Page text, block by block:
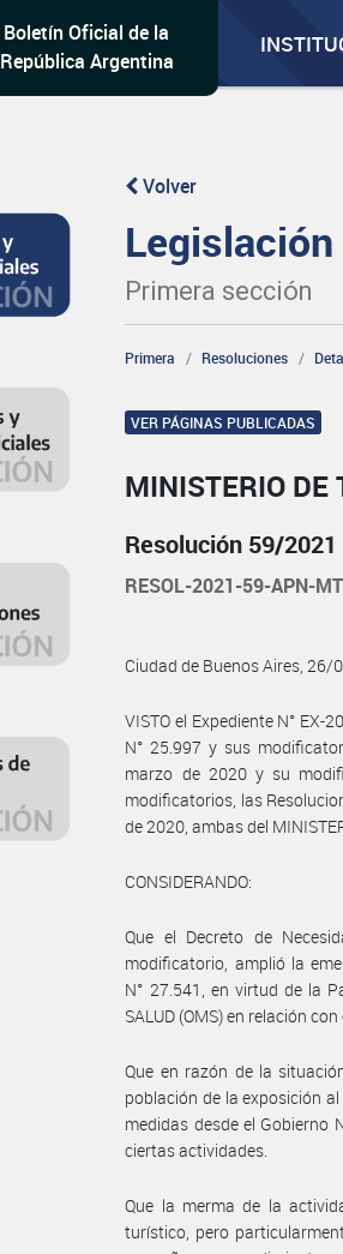
Boletín Oficial de la
República Argentina
Volver
Primera sección
Primera Resoluciones
VER PÁGINAS PUBLICADAS
MINISTERIO DE
Resolución 59/2021
RESOL-2021-59-APN-
Ciudad de Buenos Aires, 26/
VISTO el Expediente N° EX-
N° 25.997 y sus
marzo de 2020 y su
modificatorios, las
de 2020, ambas del
CONSIDERANDO:
Que el Decreto de
modificatorio, amplió la
N° 27.541, en virtud de la
SALUD (OMS) en relación
Que en razón de la
población de la exposición
medidas desde el Gobierno
ciertas actividades.
Que la merma de la
turístico, pero